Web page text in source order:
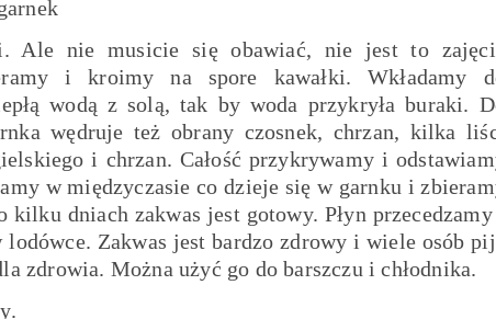
Ale nie musicie się obawiać, nie jest to
i kroimy na spore kawałki. Wkładamy
wodą z solą, tak by woda przykryła buraki.
wędruje też obrany czosnek, chrzan, kilka
i chrzan. Całość przykrywamy i
w międzyczasie co dzieje się w garnku i
kilku dniach zakwas jest gotowy. Płyn
Zakwas jest bardzo zdrowy i wiele osób
zdrowia. Można użyć go do barszczu i chłodnika.